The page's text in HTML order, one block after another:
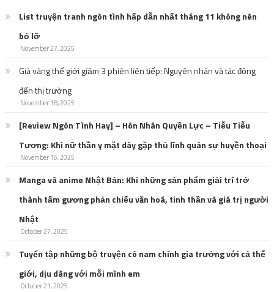
List truyện tranh ngôn tình hấp dẫn nhất tháng 11 không nên
bỏ lỡ
November 27, 2025
Giá vàng thế giới giảm 3 phiên liên tiếp: Nguyên nhân và tác động
đến thị trường
November 18, 2025
[Review Ngôn Tình Hay] – Hôn Nhân Quyền Lực – Tiễu Tiễu
Tương: Khi nữ thần y mặt dày gặp thủ lĩnh quân sự huyền thoại
November 16, 2025
Manga và anime Nhật Bản: Khi những sản phẩm giải trí trở
thành tấm gương phản chiếu văn hoá, tinh thần và giá trị người
Nhật
October 27, 2025
Tuyển tập những bộ truyện có nam chính gia trưởng với cả thế
giới, dịu dàng với mỗi mình em
October 21, 2025